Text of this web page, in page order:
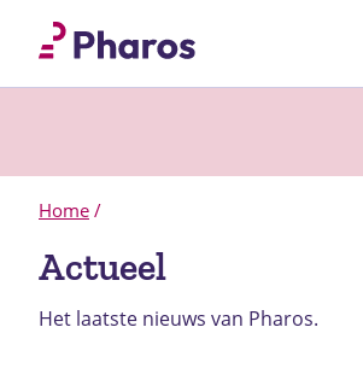
Home /
Actueel
Het laatste nieuws van Pharos.